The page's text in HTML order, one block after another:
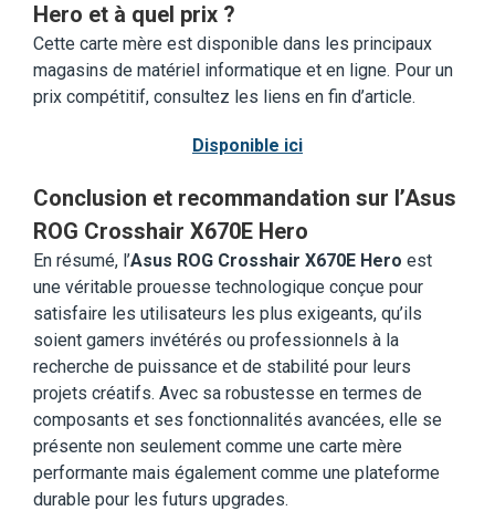
Hero et à quel prix ?
Cette carte mère est disponible dans les principaux
magasins de matériel informatique et en ligne. Pour un
prix compétitif, consultez les liens en fin d’article.
Disponible ici
Conclusion et recommandation sur l’Asus
ROG Crosshair X670E Hero
En résumé, l’Asus ROG Crosshair X670E Hero est
une véritable prouesse technologique conçue pour
satisfaire les utilisateurs les plus exigeants, qu’ils
soient gamers invétérés ou professionnels à la
recherche de puissance et de stabilité pour leurs
projets créatifs. Avec sa robustesse en termes de
composants et ses fonctionnalités avancées, elle se
présente non seulement comme une carte mère
performante mais également comme une plateforme
durable pour les futurs upgrades.